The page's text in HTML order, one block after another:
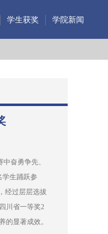
学生获奖 学院新闻
奋勇争先、
学生踊跃参
经过层层选拔
川省一等奖2
的显著成效。